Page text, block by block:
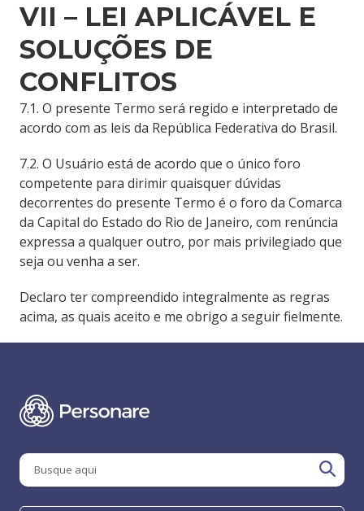
VII – LEI APLICÁVEL E
SOLUÇÕES DE
CONFLITOS
7.1. O presente Termo será regido e interpretado de
acordo com as leis da República Federativa do Brasil.
7.2. O Usuário está de acordo que o único foro
competente para dirimir quaisquer dúvidas
decorrentes do presente Termo é o foro da Comarca
da Capital do Estado do Rio de Janeiro, com renúncia
expressa a qualquer outro, por mais privilegiado que
seja ou venha a ser.
Declaro ter compreendido integralmente as regras
acima, as quais aceito e me obrigo a seguir fielmente.